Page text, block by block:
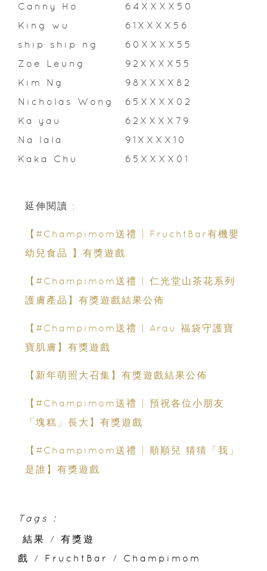
Canny Ho
64XXXX50
King wu
61XXXX56
ship ship ng
60XXXX55
Zoe Leung
92XXXX55
Kim Ng
98XXXX82
Nicholas Wong
65XXXX02
Ka yau
62XXXX79
Na lala
91XXXX10
Kaka Chu
65XXXX01
延伸閱讀 :
【#Champimom送禮 | FruchtBar有機嬰
幼兒食品 】有獎遊戲
【#Champimom送禮 | 仁光堂山茶花系列
護膚產品】有獎遊戲結果公佈
【#Champimom送禮 | Arau 福袋守護寶
寶肌膚】有獎遊戲
【新年萌照大召集】有獎遊戲結果公佈
【#Champimom送禮 | 預祝各位小朋友
「塊糕」長大】有獎遊戲
【#Champimom送禮 | 順順兒 猜猜「我」
是誰】有獎遊戲
Tags :
結果
/
有獎遊
戲
/ FruchtBar / Champimom